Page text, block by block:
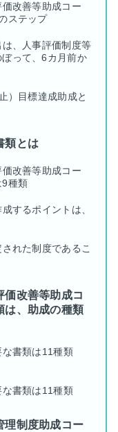
改善等助成コー
ステップ
、人事評価制度等
って、6カ月前か
）目標達成助成と
類とは
改善等助成コー
9種類
するポイントは、
れた制度であるこ
価改善等助成コ
は、助成の種類
書類は11種類
書類は11種類
理制度助成コー